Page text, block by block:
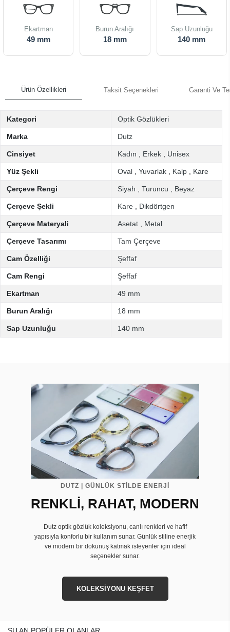
Ekartman
49 mm
Burun Aralığı
18 mm
Sap Uzunluğu
140 mm
Ürün Özellikleri Taksit Seçenekleri Garanti Ve
Kategori Optik Gözlükleri
Marka Dutz
Cinsiyet Kadın Erkek Unisex
Yüz Şekli Oval Yuvarlak Kalp Kare
Çerçeve Rengi Siyah Turuncu Beyaz
Çerçeve Şekli Kare Dikdörtgen
Çerçeve Materyali Asetat Metal
Çerçeve Tasarımı Tam Çerçeve
Cam Özelliği Şeffaf
Cam Rengi Şeffaf
Ekartman 49 mm
Burun Aralığı 18 mm
Sap Uzunluğu 140 mm
DUTZ | GÜNLÜK STİLDE ENERJİ
RENKLİ, RAHAT, MODERN
Dutz optik gözlük koleksiyonu, canlı renkleri ve hafif
yapısıyla konforlu bir kullanım sunar. Günlük stiline enerjik
ve modern bir dokunuş katmak isteyenler için ideal
seçenekler sunar.
KOLEKSİYONU KEŞFET
ŞU AN POPÜLER OLANLAR